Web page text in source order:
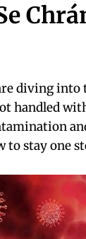
diving
handled
to stay one